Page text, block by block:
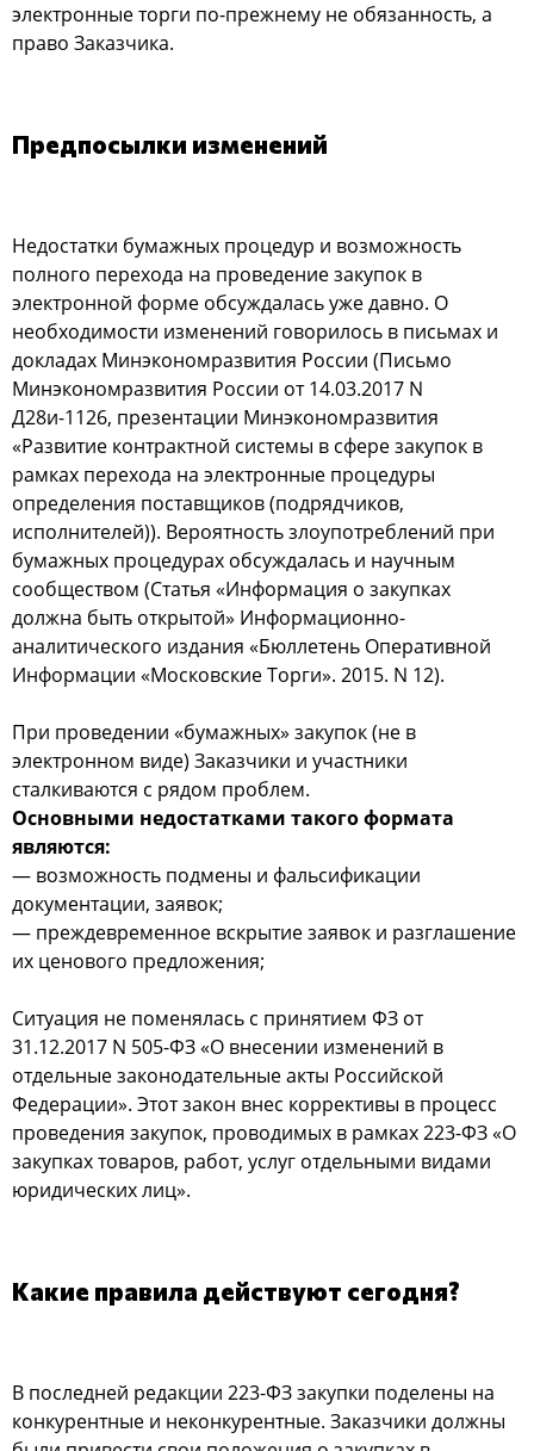
электронные торги по-прежнему не обязанность, а
право Заказчика.
Предпосылки изменений
Недостатки бумажных процедур и возможность
полного перехода на проведение закупок в
электронной форме обсуждалась уже давно. О
необходимости изменений говорилось в письмах и
докладах Минэкономразвития России (Письмо
Минэкономразвития России от 14.03.2017 N
Д28и-1126, презентации Минэкономразвития
«Развитие контрактной системы в сфере закупок в
рамках перехода на электронные процедуры
определения поставщиков (подрядчиков,
исполнителей)). Вероятность злоупотреблений при
бумажных процедурах обсуждалась и научным
сообществом (Статья «Информация о закупках
должна быть открытой» Информационно-
аналитического издания «Бюллетень Оперативной
Информации «Московские Торги». 2015. N 12).
При проведении «бумажных» закупок (не в
электронном виде) Заказчики и участники
сталкиваются с рядом проблем.
Основными недостатками такого формата
являются:
— возможность подмены и фальсификации
документации, заявок;
— преждевременное вскрытие заявок и разглашение
их ценового предложения;
Ситуация не поменялась с принятием ФЗ от
31.12.2017 N 505-ФЗ «О внесении изменений в
отдельные законодательные акты Российской
Федерации». Этот закон внес коррективы в процесс
проведения закупок, проводимых в рамках 223-ФЗ «О
закупках товаров, работ, услуг отдельными видами
юридических лиц».
Какие правила действуют сегодня?
В последней редакции 223-ФЗ закупки поделены на
конкурентные и неконкурентные. Заказчики должны